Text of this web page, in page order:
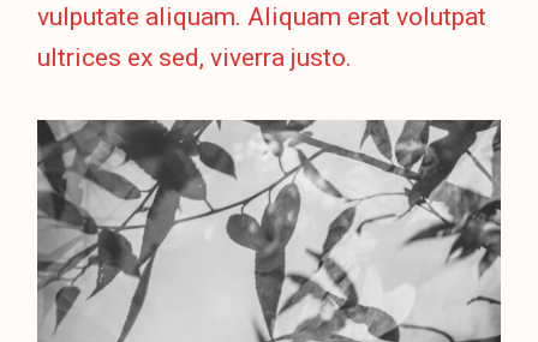
vulputate aliquam. Aliquam erat volutpat
ultrices ex sed, viverra justo.